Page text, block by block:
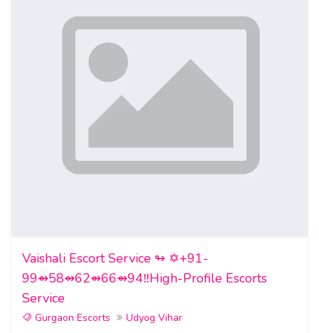
Vaishali Escort Service ↬ ✡️+91-
99⇴58⇴62⇴66⇴94‼️High-Profile Escorts
Service
Gurgaon Escorts
Udyog Vihar